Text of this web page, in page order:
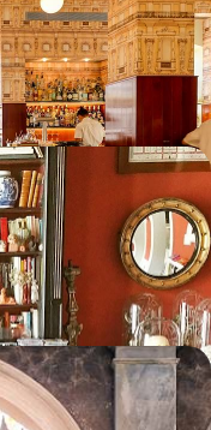
dans la capitale du style
branché d'Isola
pour pied-à-terre
des arts, de la street
villes de Méditerranée
le baroque